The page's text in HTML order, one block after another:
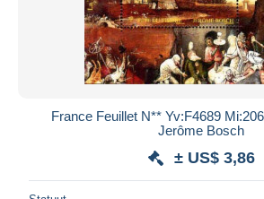
France Feuillet N** Yv:F4689
Jerôme Bosch
± US$ 3,86